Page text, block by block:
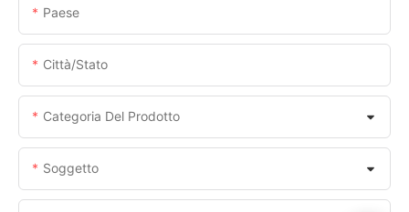
Paese
Città/stato
Categoria Del Prodotto
Soggetto